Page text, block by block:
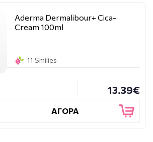
Aderma Dermalibour+ Cica-
Cream 100ml
11 Smilies
13.39€
ΑΓΟΡΑ